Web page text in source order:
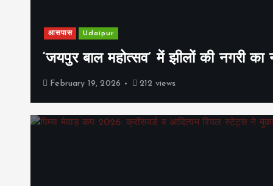
आसपास Udaipur
‘जयपुर बाल महोत्सव’ में झीलों की नगरी
February 19, 2026 212 views